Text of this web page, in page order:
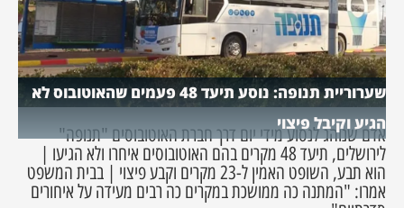
שערוריית תנופה: נוסע תיעד 48 פעמים שהאוטובוס לא
הגיע וקיבל פיצוי
אדם שנוהג לנסוע מידי יום דרך חברת האוטובוסים "תנופה"
לירושלים, תיעד 48 מקרים בהם האוטובוסים איחרו ולא הגיעו |
הוא תבע, השופט האמין ל-23 מקרים וקבע פיצוי | בבית המשפט
אמרו: "המתנה כה ממושכת במקרים כה רבים מעידה על איחורים